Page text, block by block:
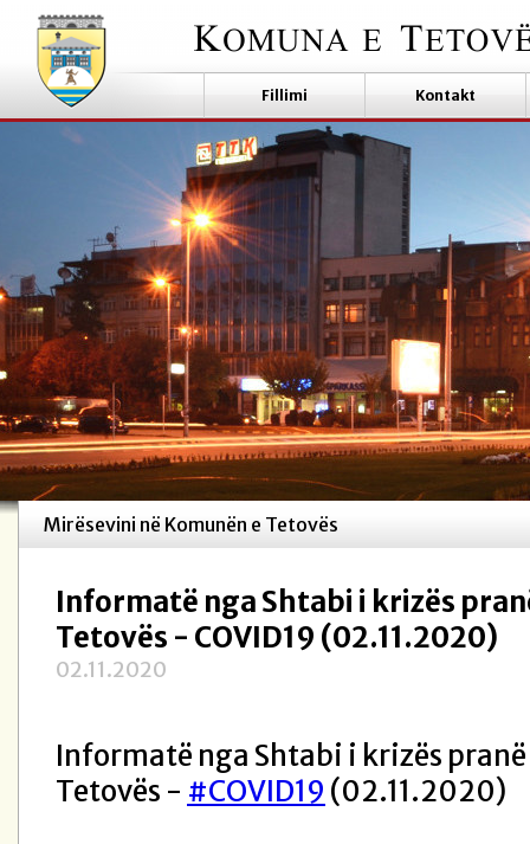
Fillimi Kontakt
Mirësevini në Komunën e Tetovës
Informatë nga Shtabi i krizës
Tetovës - COVID19 (02.11.2020)
02.11.2020
Informatë nga Shtabi i krizës pranë
Tetovës - #COVID19 (02.11.2020)